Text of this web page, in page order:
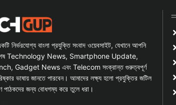
নির্ভরযোগ্য বাংলা প্রযুক্তি সংবাদ ওয়েবসাইট, যেখানে আপনি
Technology News, Smartphone Update,
Gadget News এবং Telecom সংক্রান্ত গুরুত্বপূর্ণ
ভাষায় জানতে পারবেন। আমাদের লক্ষ্য হলো প্রযুক্তির জটিল
পাঠকদের জন্য বোধগম্য করে তুলে ধরা।